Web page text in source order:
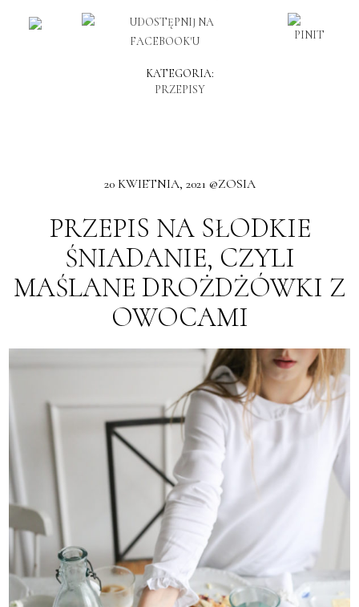
KATEGORIA:
PRZEPISY
20 KWIETNIA, 2021 @ZOSIA
PRZEPIS NA SŁODKIE
ŚNIADANIE, CZYLI
MAŚLANE DROŻDŻÓWKI Z
OWOCAMI